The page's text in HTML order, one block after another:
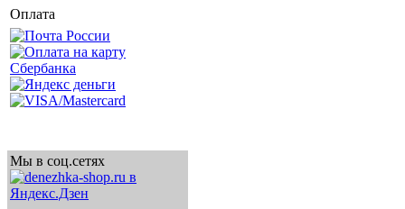
Оплата
Мы в соц.сетях